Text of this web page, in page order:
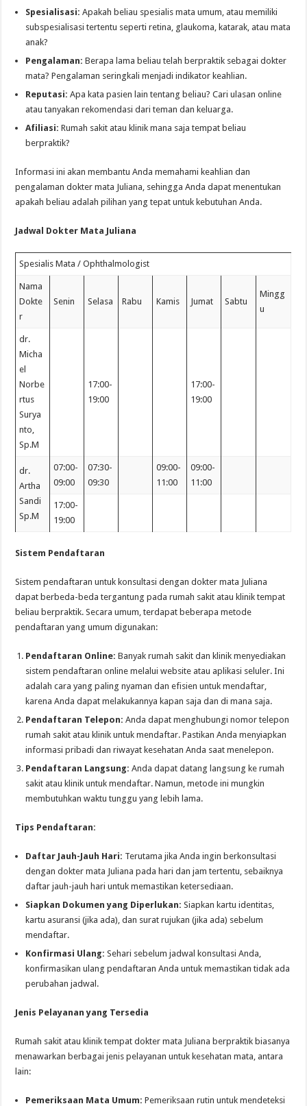
Spesialisasi: Apakah beliau spesialis mata umum, atau memiliki
subspesialisasi tertentu seperti retina, glaukoma, katarak, atau mata
anak?
Pengalaman: Berapa lama beliau telah berpraktik sebagai dokter
mata? Pengalaman seringkali menjadi indikator keahlian.
Reputasi: Apa kata pasien lain tentang beliau? Cari ulasan online
atau tanyakan rekomendasi dari teman dan keluarga.
Afiliasi: Rumah sakit atau klinik mana saja tempat beliau
berpraktik?
Informasi ini akan membantu Anda memahami keahlian dan
pengalaman dokter mata Juliana, sehingga Anda dapat menentukan
apakah beliau adalah pilihan yang tepat untuk kebutuhan Anda.
Jadwal Dokter Mata Juliana
Spesialis Mata / Ophthalmologist
Nama
Dokte
r
Senin Selasa Rabu Kamis Jumat Sabtu
Mingg
u
dr.
Micha
el
Norbe
rtus
Surya
nto,
Sp.M
17:00-
19:00
17:00-
19:00
dr.
Artha
Sandi
Sp.M
07:00-
09:00
07:30-
09:30
09:00-
11:00
09:00-
11:00
17:00-
19:00
Sistem Pendaftaran
Sistem pendaftaran untuk konsultasi dengan dokter mata Juliana
dapat berbeda-beda tergantung pada rumah sakit atau klinik tempat
beliau berpraktik. Secara umum, terdapat beberapa metode
pendaftaran yang umum digunakan:
Pendaftaran Online: Banyak rumah sakit dan klinik menyediakan
sistem pendaftaran online melalui website atau aplikasi seluler. Ini
adalah cara yang paling nyaman dan efisien untuk mendaftar,
karena Anda dapat melakukannya kapan saja dan di mana saja.
Pendaftaran Telepon: Anda dapat menghubungi nomor telepon
rumah sakit atau klinik untuk mendaftar. Pastikan Anda menyiapkan
informasi pribadi dan riwayat kesehatan Anda saat menelepon.
Pendaftaran Langsung: Anda dapat datang langsung ke rumah
sakit atau klinik untuk mendaftar. Namun, metode ini mungkin
membutuhkan waktu tunggu yang lebih lama.
Tips Pendaftaran:
Daftar Jauh-Jauh Hari: Terutama jika Anda ingin berkonsultasi
dengan dokter mata Juliana pada hari dan jam tertentu, sebaiknya
daftar jauh-jauh hari untuk memastikan ketersediaan.
Siapkan Dokumen yang Diperlukan: Siapkan kartu identitas,
kartu asuransi (jika ada), dan surat rujukan (jika ada) sebelum
mendaftar.
Konfirmasi Ulang: Sehari sebelum jadwal konsultasi Anda,
konfirmasikan ulang pendaftaran Anda untuk memastikan tidak ada
perubahan jadwal.
Jenis Pelayanan yang Tersedia
Rumah sakit atau klinik tempat dokter mata Juliana berpraktik biasanya
menawarkan berbagai jenis pelayanan untuk kesehatan mata, antara
lain:
Pemeriksaan Mata Umum: Pemeriksaan rutin untuk mendeteksi